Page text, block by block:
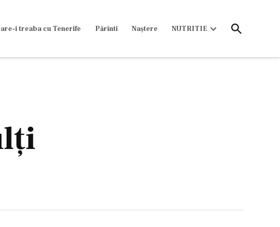
i treaba cu Tenerife Părinti Naștere NUTRITIE
Open
Search